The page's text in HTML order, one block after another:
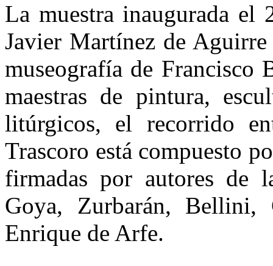
La muestra inaugurada el
Javier Martínez de
museografía de Francisco
maestras de pintura,
litúrgicos, el recorrido
Trascoro está compuesto
firmadas por autores de
Goya, Zurbarán, Bellini,
Enrique de Arfe.